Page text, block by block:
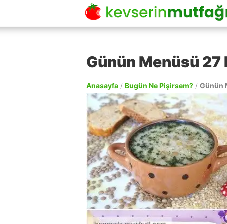
Günün Menüsü 27
Anasayfa / Bugün Ne Pişirsem? / Günün